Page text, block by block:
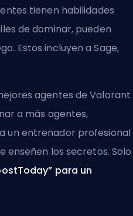
tienen habilidades
de dominar, pueden
Estos incluyen a Sage,
agentes de Valorant
a más agentes,
un entrenador profesional
enseñen los secretos. Solo
para un